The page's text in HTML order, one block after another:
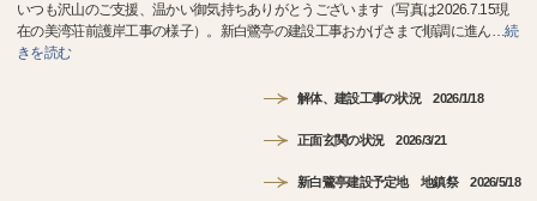
いつも沢山のご支援、温かい御気持ちありがとうございます（写真は2026.7.15現
在の美湾荘前護岸工事の様子）。新白鷺亭の建設工事おかげさまで順調に進ん…続
きを読む
解体、建設工事の状況 2026/1/18
正面玄関の状況 2026/3/21
新白鷺亭建設予定地 地鎮祭 2026/5/18